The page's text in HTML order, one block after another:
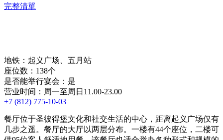
完整清單
地铁：起义广场、五月站
座位数：138个
是否能举行宴会：是
营业时间：周一至周日11.00-23.00
+7 (812) 775-10-03
餐厅位于圣彼得堡文化和社交生活的中心，距离起义广场仅有
几步之遥。餐厅的大厅以两层分布。一楼有44个座位，二楼可